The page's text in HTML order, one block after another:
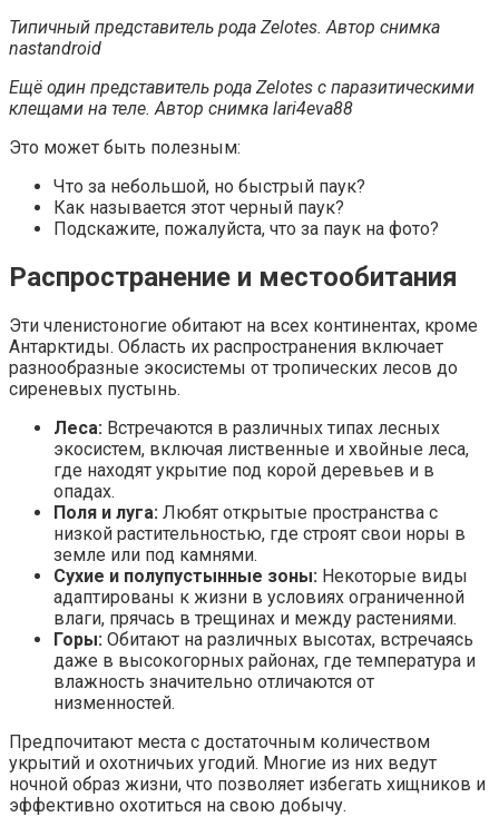
Типичный представитель рода Zelotes. Автор снимка
nastandroid
Ещё один представитель рода Zelotes с паразитическими
клещами на теле. Автор снимка lari4eva88
Это может быть полезным:
Что за небольшой, но быстрый паук?
Как называется этот черный паук?
Подскажите, пожалуйста, что за паук на фото?
Распространение и местообитания
Эти членистоногие обитают на всех континентах, кроме
Антарктиды. Область их распространения включает
разнообразные экосистемы от тропических лесов до
сиреневых пустынь.
Леса: Встречаются в различных типах лесных
экосистем, включая лиственные и хвойные леса,
где находят укрытие под корой деревьев и в
опадах.
Поля и луга: Любят открытые пространства с
низкой растительностью, где строят свои норы в
земле или под камнями.
Сухие и полупустынные зоны: Некоторые виды
адаптированы к жизни в условиях ограниченной
влаги, прячась в трещинах и между растениями.
Горы: Обитают на различных высотах, встречаясь
даже в высокогорных районах, где температура и
влажность значительно отличаются от
низменностей.
Предпочитают места с достаточным количеством
укрытий и охотничьих угодий. Многие из них ведут
ночной образ жизни, что позволяет избегать хищников и
эффективно охотиться на свою добычу.